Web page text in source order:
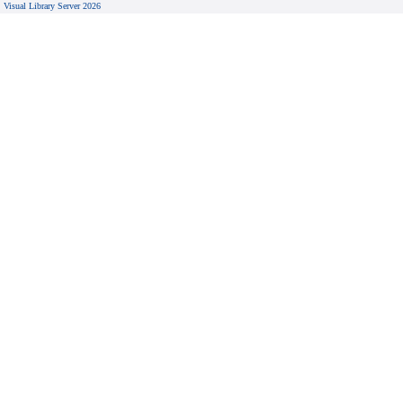
Visual Library Server 2026